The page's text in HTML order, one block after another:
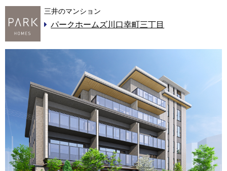
三井のマンション
パークホームズ川口幸町三丁目